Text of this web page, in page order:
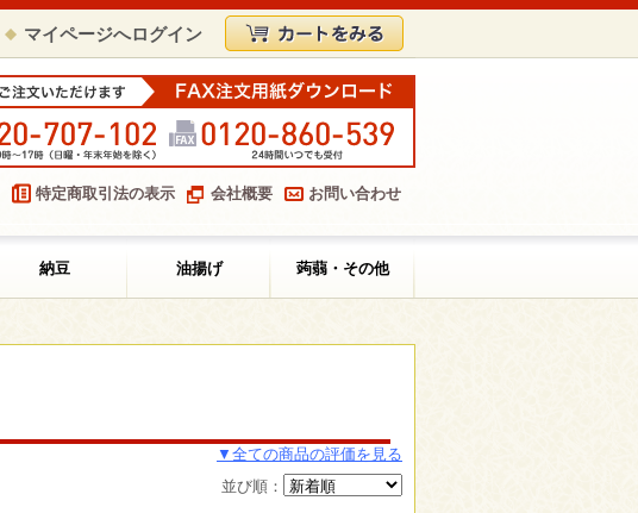
マイページへログイン
特定商取引法の表示 会社概要 お問い合わせ
納豆 油揚げ 蒟蒻・その他
▼全ての商品の評価を見る
並び順：